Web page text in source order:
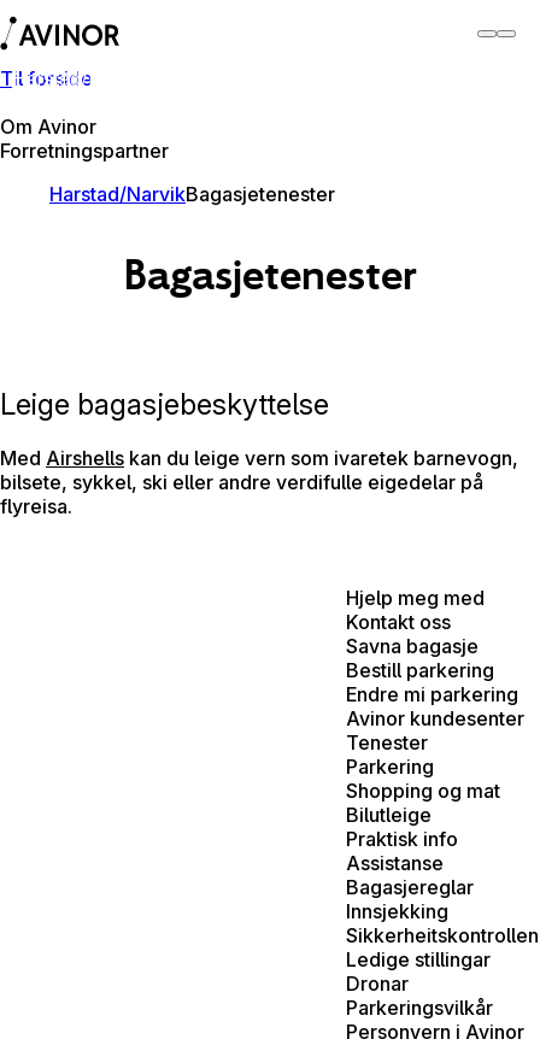
Til forside
Om Avinor
Forretningspartner
Harstad/Narvik lufthamn
Harstad/NarvikBagasjetenester
Bagasjetenester
Leige bagasjebeskyttelse
Med Airshells kan du leige vern som ivaretek barnevogn,
bilsete, sykkel, ski eller andre verdifulle eigedelar på
flyreisa.
Hjelp meg med
Kontakt oss
Savna bagasje
Bestill parkering
Endre mi parkering
Avinor kundesenter
Tenester
Parkering
Shopping og mat
Bilutleige
Praktisk info
Assistanse
Bagasjereglar
Innsjekking
Sikkerheitskontrollen
Ledige stillingar
Dronar
Parkeringsvilkår
Personvern i Avinor